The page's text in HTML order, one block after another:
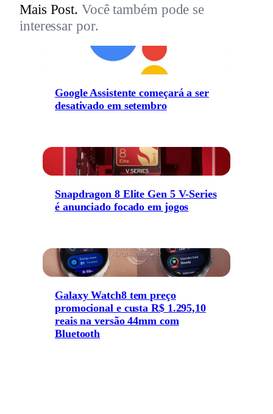
Mais Post. Você também pode se
interessar por.
Google Assistente começará a ser
desativado em setembro
Snapdragon 8 Elite Gen 5 V-Series
é anunciado focado em jogos
Galaxy Watch8 tem preço
promocional e custa R$ 1.295,10
reais na versão 44mm com
Bluetooth